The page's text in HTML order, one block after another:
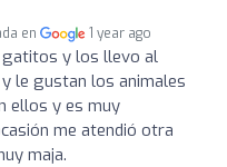
en 1 year ago
gatitos y los llevo al
le gustan los animales
ellos y es muy
me atendió otra
maja.